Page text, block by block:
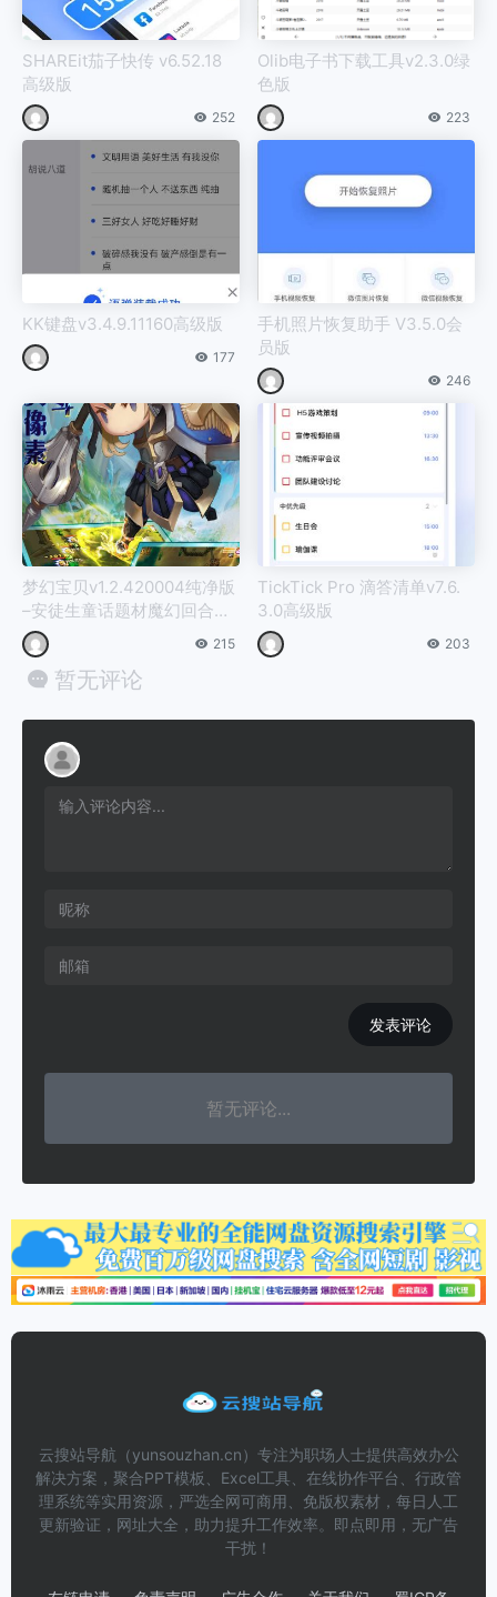
SHAREit茄子快传 v6.52.18
高级版
252
Olib电子书下载工具v2.3.0绿
色版
223
KK键盘v3.4.9.11160高级版
177
手机照片恢复助手 V3.5.0会
员版
246
梦幻宝贝v1.2.420004纯净版
–安徒生童话题材魔幻回合M
MORPG游戏
215
TickTick Pro 滴答清单v7.6.
3.0高级版
203
暂无评论
发表评论
暂无评论...
云搜站导航（yunsouzhan.cn）专注为职场人士提供高效办公
解决方案，聚合PPT模板、Excel工具、在线协作平台、行政管
理系统等实用资源，严选全网可商用、免版权素材，每日人工
更新验证，网址大全，助力提升工作效率。即点即用，无广告
干扰！